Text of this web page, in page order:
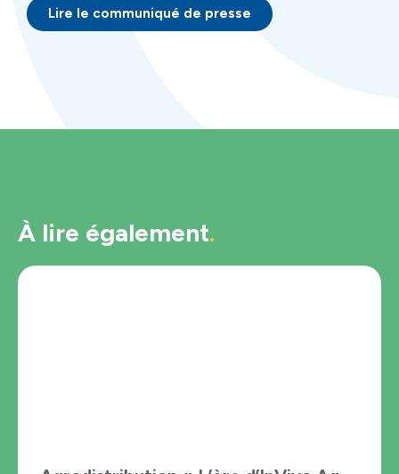
Lire le communiqué de presse
À lire également